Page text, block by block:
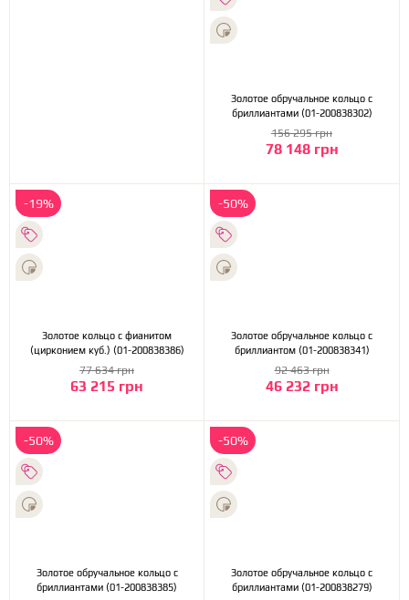
Золотое обручальное кольцо с
бриллиантами (01-200838302)
78 148 грн
156 295 грн
-19%
Золотое кольцо с фианитом
(цирконием куб.) (01-200838386)
63 215 грн
77 634 грн
-50%
Золотое обручальное кольцо с
бриллиантом (01-200838341)
46 232 грн
92 463 грн
-50%
Золотое обручальное кольцо с
бриллиантами (01-200838385)
-50%
Золотое обручальное кольцо с
бриллиантами (01-200838279)